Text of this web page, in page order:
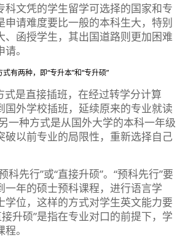
科文凭的学生留学可选择的国家和专
申请难度要比一般的本科生大，特别
、函授学生，其出国道路则更加困难
。
有两种，即“专升本”和“专升硕”
式是直接插班，在经过转学分计算
国外学校插班，延续原来的专业就读
一种方式是从国外大学的本科一年级
破以前专业的局限性，重新选择自己
科先行”或“直接升硕”。“预科先行”要
一年的硕士预科课程，进行语言学
学位，这样的方式对学生英文能力要
升硕”是指在专业对口的前提下，学
。